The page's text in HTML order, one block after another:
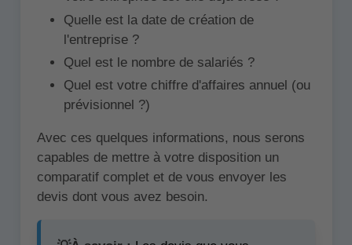
Quelle est la date de création de
l'entreprise ?
Quel est le nombre de salariés ?
Quel est votre chiffre d'affaires annuel (ou
prévisionnel ?)
Avec ces quelques informations, nous serons
capables de mettre à votre disposition un
comparatif complet et de vous envoyer les
devis dont vous avez besoin.